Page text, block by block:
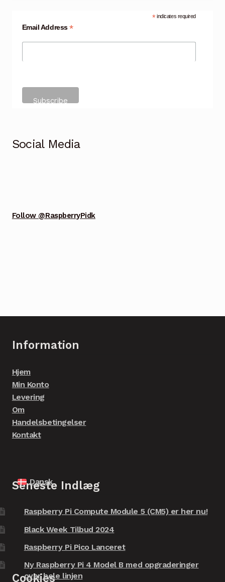
*indicates required
Email Address*
Social Media
Follow @RaspberryPidk
Information
Hjem
Min Konto
Levering
Om
Handelsbetingelser
Kontakt
Dansk
Seneste Indlæg
Raspberry Pi Compute Module 5 (CM5) er her nu!
Black Week Tilbud 2024
Raspberry Pi Pico Lanceret
Ny Raspberry Pi 4 Model B med opgraderinger
over hele linjen
Cookies